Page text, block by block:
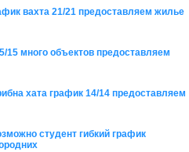
вахта 21/21 предоставляем жилье
15 много объектов предоставляем
хата график 14/14 предоставляем
студент гибкий график